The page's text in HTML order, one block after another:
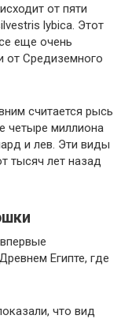
от пяти
lybica. Этот
еще очень
от Средиземного
считается рысь
четыре миллиона
и лев. Эти виды
тысяч лет назад
Египте, где
что вид